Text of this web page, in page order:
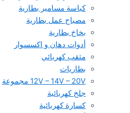
كباسة مسامير بطارية
مصباح عمل بطارية
بخاخ بطارية
أدوات دهان و اكسسوار
مثقب كهربائي
بطاريات
12V – 14V – 20V مجموعة
جلخ كهربائية
كسارة كهربائية